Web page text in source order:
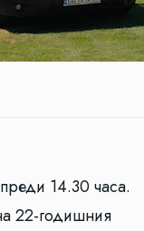
14.30 часа.
22-годишния